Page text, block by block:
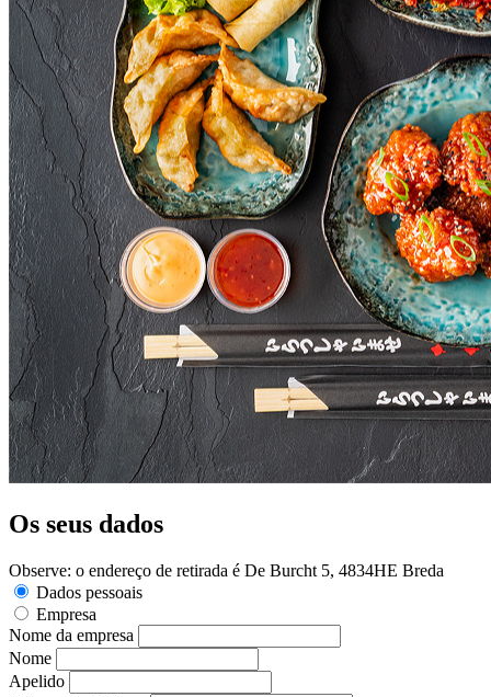
Os seus dados
Observe: o endereço de retirada é De Burcht 5, 4834HE Breda
Dados pessoais
Empresa
Nome da empresa
Nome
Apelido